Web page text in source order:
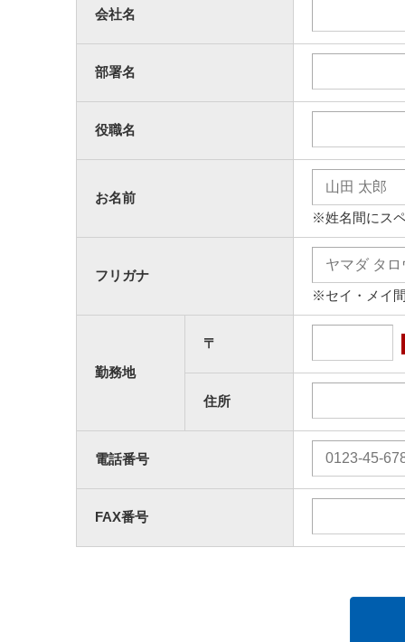
会社名
部署名
役職名
お名前
※姓名間にス
フリガナ
※セイ・メイ
勤務地
〒
住所
電話番号
FAX番号